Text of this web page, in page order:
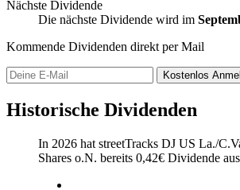
Nächste Dividende
Die nächste Dividende wird im
Kommende Dividenden direkt per Mail
Kostenlos
Historische Dividenden
In 2026 hat streetTracks DJ US La./
Shares o.N. bereits 0,42€ Dividende